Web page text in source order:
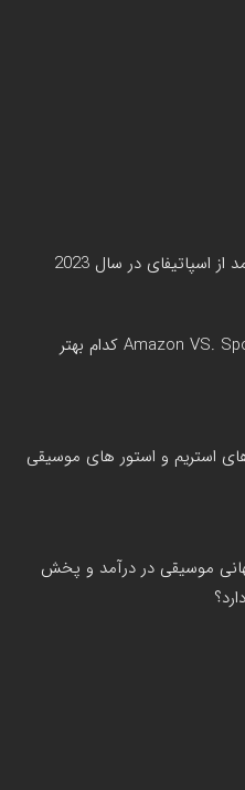
در سال 2023
آمازون یا اسپاتیفای: Amazon VS. Spotify کدام بهتر
استریم و استور های موسیقی
موسیقی در درآمد و پخش